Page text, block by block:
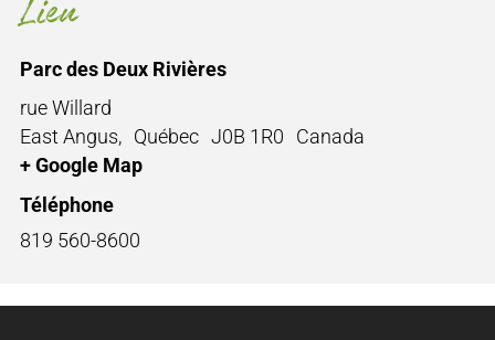
Lieu
Parc des Deux Rivières
rue Willard
East Angus, Québec J0B 1R0
Canada
+ Google Map
Téléphone
819 560-8600